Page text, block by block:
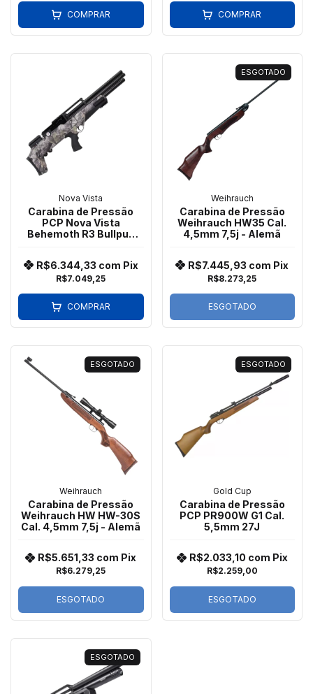
COMPRAR COMPRAR
Nova Vista
Carabina de Pressão
PCP Nova Vista
Behemoth R3 Bullpup
R$7.049,25
R$6.344,33 com Pix
COMPRAR
ESGOTADO
Weihrauch
Carabina de Pressão
Weihrauch HW35 Cal.
4,5mm 7,5j - Alemã
R$8.273,25
R$7.445,93 com Pix
ESGOTADO
ESGOTADO
Weihrauch
Carabina de Pressão
Weihrauch HW HW-30S
Cal. 4,5mm 7,5j - Alemã
R$6.279,25
R$5.651,33 com Pix
ESGOTADO
ESGOTADO
Gold Cup
Carabina de Pressão
PCP PR900W G1 Cal.
5,5mm 27J
R$2.259,00
R$2.033,10 com Pix
ESGOTADO
ESGOTADO